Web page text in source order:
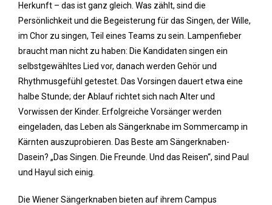
Herkunft – das ist ganz gleich. Was zählt, sind die
Persönlichkeit und die Begeisterung für das Singen, der Wille,
im Chor zu singen, Teil eines Teams zu sein. Lampenfieber
braucht man nicht zu haben: Die Kandidaten singen ein
selbstgewähltes Lied vor, danach werden Gehör und
Rhythmusgefühl getestet. Das Vorsingen dauert etwa eine
halbe Stunde; der Ablauf richtet sich nach Alter und
Vorwissen der Kinder. Erfolgreiche Vorsänger werden
eingeladen, das Leben als Sängerknabe im Sommercamp in
Kärnten auszuprobieren. Das Beste am Sängerknaben-
Dasein? „Das Singen. Die Freunde. Und das Reisen“, sind Paul
und Hayul sich einig.
Die Wiener Sängerknaben bieten auf ihrem Campus